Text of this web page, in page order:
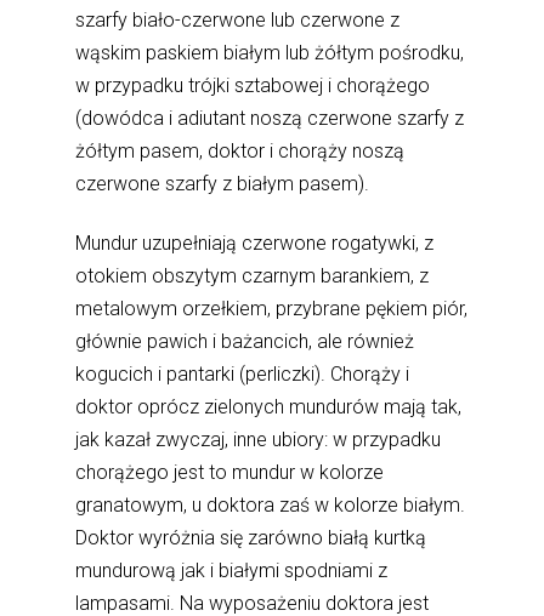
szarfy biało-czerwone lub czerwone z
wąskim paskiem białym lub żółtym pośrodku,
w przypadku trójki sztabowej i chorążego
(dowódca i adiutant noszą czerwone szarfy z
żółtym pasem, doktor i chorąży noszą
czerwone szarfy z białym pasem).
Mundur uzupełniają czerwone rogatywki, z
otokiem obszytym czarnym barankiem, z
metalowym orzełkiem, przybrane pękiem piór,
głównie pawich i bażancich, ale również
kogucich i pantarki (perliczki). Chorąży i
doktor oprócz zielonych mundurów mają tak,
jak kazał zwyczaj, inne ubiory: w przypadku
chorążego jest to mundur w kolorze
granatowym, u doktora zaś w kolorze białym.
Doktor wyróżnia się zarówno białą kurtką
mundurową jak i białymi spodniami z
lampasami. Na wyposażeniu doktora jest